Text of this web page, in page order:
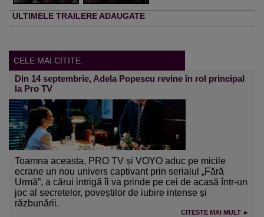
ULTIMELE TRAILERE ADAUGATE
CELE MAI CITITE
Din 14 septembrie, Adela Popescu revine în rol principal
la Pro TV
Toamna aceasta, PRO TV și VOYO aduc pe micile
ecrane un nou univers captivant prin serialul „Fără
Urmă”, a cărui intrigă îi va prinde pe cei de acasă într-un
joc al secretelor, poveștilor de iubire intense și
răzbunării.
CITESTE MAI MULT ►